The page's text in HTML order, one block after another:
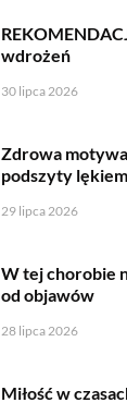
wdrożeń
30 lipca 2026
Zdrowa
podszyty lękiem
29 lipca 2026
W tej chorobie
od objawów
28 lipca 2026
Miłość w